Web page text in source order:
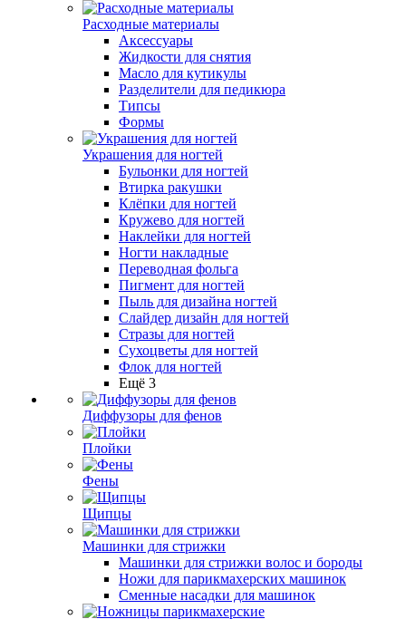
Расходные материалы
Аксессуары
Жидкости для снятия
Масло для кутикулы
Разделители для педикюра
Типсы
Формы
Украшения для ногтей
Бульонки для ногтей
Втирка ракушки
Клёпки для ногтей
Кружево для ногтей
Наклейки для ногтей
Ногти накладные
Переводная фольга
Пигмент для ногтей
Пыль для дизайна ногтей
Слайдер дизайн для ногтей
Стразы для ногтей
Сухоцветы для ногтей
Флок для ногтей
Ещё 3
Диффузоры для фенов
Плойки
Фены
Щипцы
Машинки для стрижки
Машинки для стрижки волос и бороды
Ножи для парикмахерских машинок
Сменные насадки для машинок